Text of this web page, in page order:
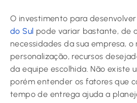
O investimento para
do Sul pode variar bastante, de
necessidades da sua empresa, o
personalização, recursos
da equipe escolhida. Não existe
porém entender os fatores que
tempo de entrega ajuda a